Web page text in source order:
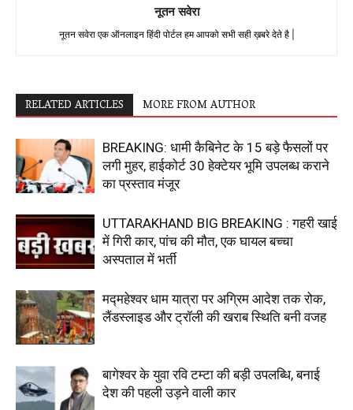
नूतन सवेरा
नूतन सवेरा एक ऑनलाइन हिंदी पोर्टल हम आपको सभी सही ख़बरे देते है |
RELATED ARTICLES MORE FROM AUTHOR
BREAKING: धामी कैबिनेट के 15 बड़े फैसलों पर
लगी मुहर, हाईकोर्ट 30 हेक्टेयर भूमि उपलब्ध कराने
का प्रस्ताव मंजूर
UTTARAKHAND BIG BREAKING : गहरी खाई
में गिरी कार, पांच की मौत, एक घायल बच्चा
अस्पताल में भर्ती
मद्महेश्वर धाम यात्रा पर अग्रिम आदेश तक रोक,
लैंडस्लाइड और ट्रॉली की खराब स्थिति बनी वजह
बागेश्वर के युवा रवि टम्टा की बड़ी उपलब्धि, बनाई
देश की पहली उड़ने वाली कार